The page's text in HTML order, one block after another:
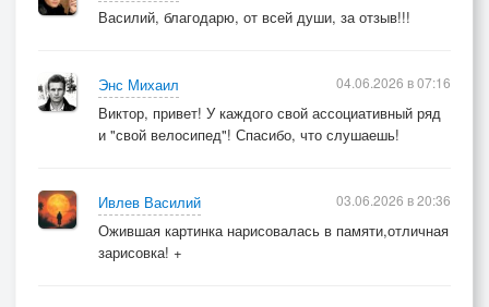
Василий, благодарю, от всей души, за отзыв!!!
Энс Михаил
Виктор, привет! У каждого свой ассоциативный ряд
и "свой велосипед"! Спасибо, что слушаешь!
04.06.2026 в 07:16
Ивлев Василий
Ожившая картинка нарисовалась в памяти,отличная
зарисовка! +
03.06.2026 в 20:36